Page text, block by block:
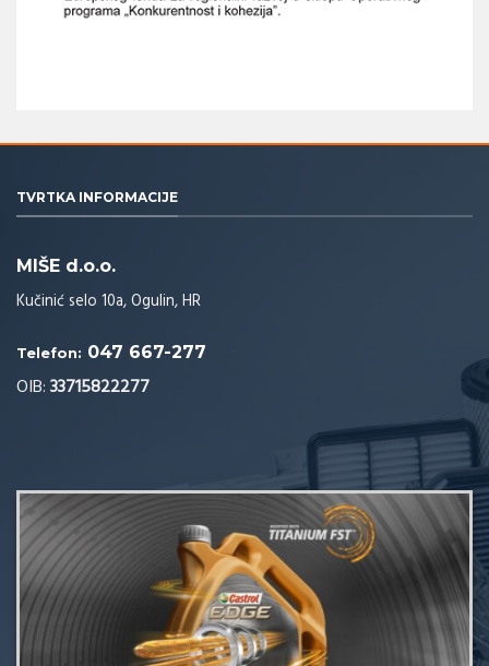
TVRTKA INFORMACIJE
MIŠE d.o.o.
Kučinić selo 10a, Ogulin, HR
Telefon: 047 667-277
OIB:33715822277